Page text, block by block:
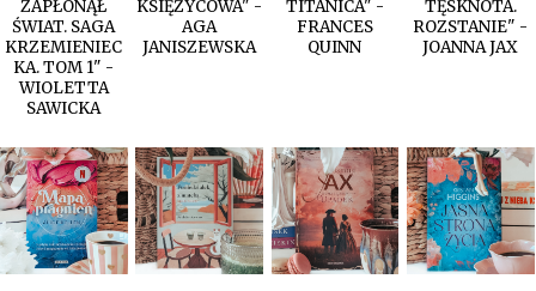
ZAPŁONĄŁ
ŚWIAT. SAGA
KRZEMIENIEC
KA. TOM 1" -
WIOLETTA
SAWICKA
KSIĘŻYCOWA" -
AGA
JANISZEWSKA
TITANICA" -
FRANCES
QUINN
TĘSKNOTA.
ROZSTANIE" -
JOANNA JAX